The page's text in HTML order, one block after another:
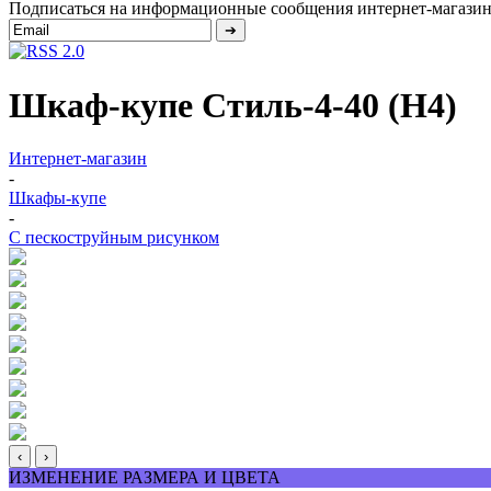
Подписаться на информационные сообщения интернет-
Шкаф-купе Стиль-4-40 (Н4)
Интернет-магазин
-
Шкафы-купе
-
С пескоструйным рисунком
‹ ›
ИЗМЕНЕНИЕ РАЗМЕРА И ЦВЕТА